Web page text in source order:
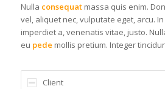
Nulla consequatmassa quis enim.
vel, aliquet nec, vulputate eget, arcu.
imperdiet a, venenatis vitae, justo.
eu pede mollis pretium. Integer
Client